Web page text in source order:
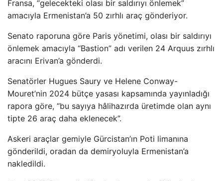
Fransa, “gelecekteki olası bir saldırıyı önlemek”
amacıyla Ermenistan’a 50 zırhlı araç gönderiyor.
Senato raporuna göre Paris yönetimi, olası bir saldırıyı
önlemek amacıyla “Bastion” adı verilen 24 Arquus zırhlı
aracını Erivan’a gönderdi.
Senatörler Hugues Saury ve Helene Conway-
Mouret’nin 2024 bütçe yasası kapsamında yayınladığı
rapora göre, “bu sayıya hâlihazırda üretimde olan aynı
tipte 26 araç daha eklenecek”.
Askeri araçlar gemiyle Gürcistan’ın Poti limanına
gönderildi, oradan da demiryoluyla Ermenistan’a
nakledildi.